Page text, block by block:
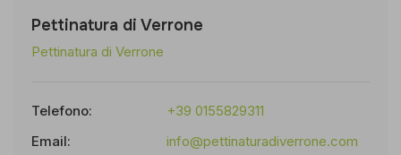
Pettinatura di Verrone
Pettinatura di Verrone
Telefono:
+39 0155829311
Email:
info@pettinaturadiverrone.com